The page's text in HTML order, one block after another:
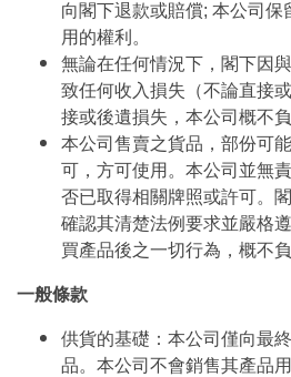
向閣下退款或賠償; 本公司
用的權利。
無論在任何情況下，閣下因
致任何收入損失（不論直接
接或後遺損失，本公司概不負
本公司售賣之貨品，部份可
可，方可使用。本公司並無
否已取得相關牌照或許可。
確認其清楚法例要求並嚴格
買產品後之一切行為，概不負
一般條款
供貨的基礎：本公司僅向最
品。本公司不會銷售其產品